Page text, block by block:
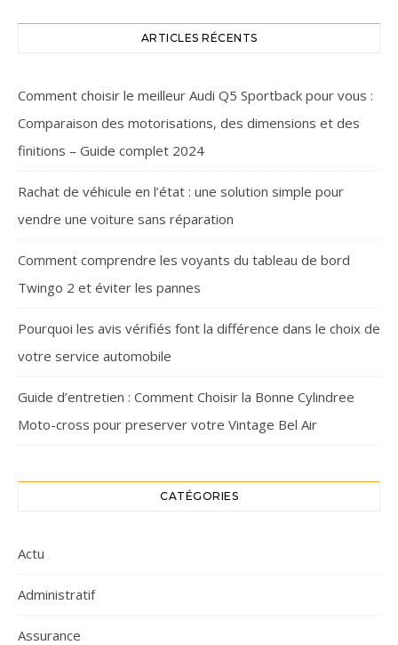
ARTICLES RÉCENTS
Comment choisir le meilleur Audi Q5 Sportback pour vous :
Comparaison des motorisations, des dimensions et des
finitions – Guide complet 2024
Rachat de véhicule en l’état : une solution simple pour
vendre une voiture sans réparation
Comment comprendre les voyants du tableau de bord
Twingo 2 et éviter les pannes
Pourquoi les avis vérifiés font la différence dans le choix de
votre service automobile
Guide d’entretien : Comment Choisir la Bonne Cylindree
Moto-cross pour preserver votre Vintage Bel Air
CATÉGORIES
Actu
Administratif
Assurance